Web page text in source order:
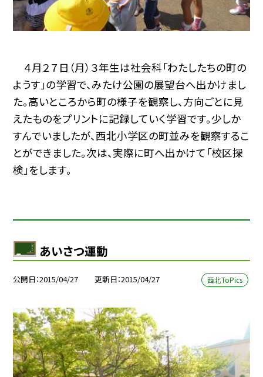
４月２７日（月）３年生は社会科「わたしたちの町の
ようす」の学習で、みたけ公園の展望台へ出かけまし
た。高いところから町の様子を観察し、方向ごとに見
えたものをプリントに記録していく学習です。少しか
すんでいましたが、西北小学区の町並みを観察するこ
とができました。次は、実際に町へ出かけて「校区探
検」をします。
あいさつ運動
公開日 2015/04/27 更新日 2015/04/27 西北ToPics